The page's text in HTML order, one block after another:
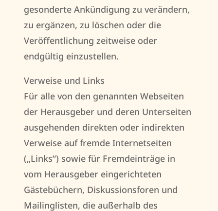
gesonderte Ankündigung zu verändern,
zu ergänzen, zu löschen oder die
Veröffentlichung zeitweise oder
endgültig einzustellen.
Verweise und Links
Für alle von den genannten Webseiten
der Herausgeber und deren Unterseiten
ausgehenden direkten oder indirekten
Verweise auf fremde Internetseiten
(„Links“) sowie für Fremdeinträge in
vom Herausgeber eingerichteten
Gästebüchern, Diskussionsforen und
Mailinglisten, die außerhalb des